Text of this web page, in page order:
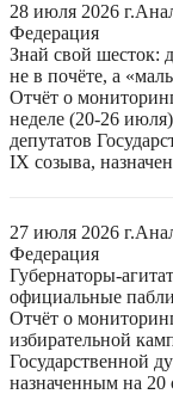
28 июля 2026 г.
Федерация
Знай свой шесток:
не в почёте, а
Отчёт о
неделе (20-26
депутатов
IX созыва,
27 июля 2026 г.
Федерация
Губернаторы-
официальные
Отчёт о
избирательной
Государственной
назначенным на 20